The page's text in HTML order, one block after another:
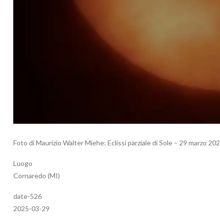
Foto di Maurizio Walter Miehe: Eclissi parziale di Sole – 29 marzo
Luogo
Cornaredo (MI)
date-526
2025-03-29